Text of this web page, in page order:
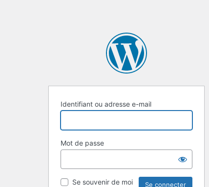
Identifiant ou adresse e-mail
Mot de passe
Se souvenir de moi